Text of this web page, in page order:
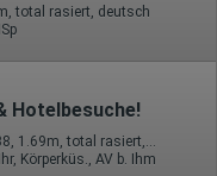
total rasiert, deutsch
Hotelbesuche!
29 Jahre, 75E(DD), KF 36/38, 1.69m, total rasiert, mitteleuropäisch
Körperküs., AV b. Ihm